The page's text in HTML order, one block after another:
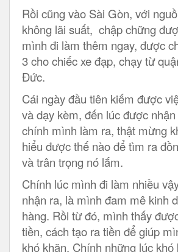
Rồi cũng vào Sài Gòn, với
không lãi suất, chập chững
mình đi làm thêm ngay, được
3 cho chiếc xe đạp, chạy từ
Đức.
Cái ngày đầu tiên kiếm được
và dạy kèm, đến lúc được
chính mình làm ra, thật mừng
hiểu được thế nào để tìm ra
và trân trọng nó lắm.
Chính lúc mình đi làm nhiều
nhận ra, là mình đam mê kinh
hàng. Rồi từ đó, mình thấy
tiền, cách tạo ra tiền để giúp
khó khăn. Chính những lúc